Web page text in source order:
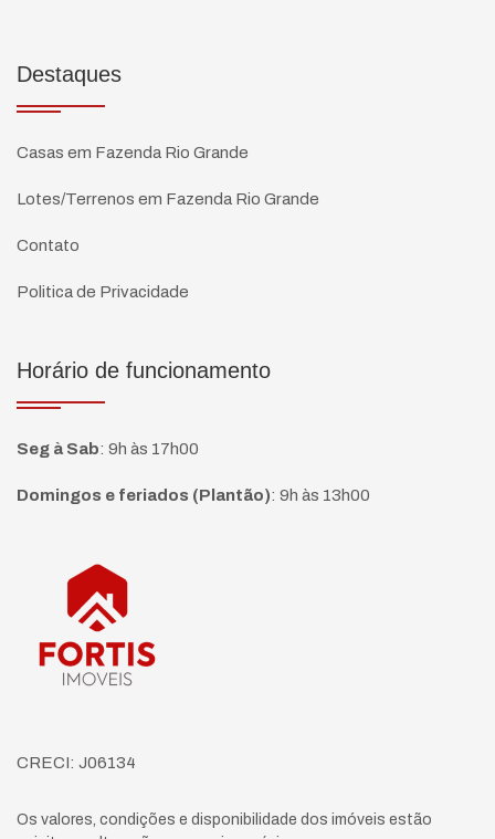
Destaques
Casas em Fazenda Rio Grande
Lotes/Terrenos em Fazenda Rio Grande
Contato
Politica de Privacidade
Horário de funcionamento
Seg à Sab: 9h às 17h00
Domingos e feriados (Plantão): 9h às 13h00
Página inicial
CRECI: J06134
Os valores, condições e disponibilidade dos imóveis estão